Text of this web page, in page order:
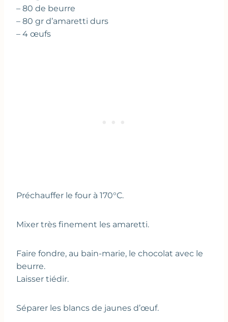
– 80 de beurre
– 80 gr d’amaretti durs
– 4 œufs
Préchauffer le four à 170°C.
Mixer très finement les amaretti.
Faire fondre, au bain-marie, le chocolat avec le
beurre.
Laisser tiédir.
Séparer les blancs de jaunes d’œuf.